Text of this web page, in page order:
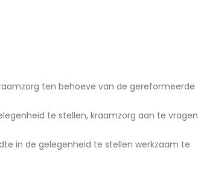
ten behoeve van de gereformeerde
te stellen, kraamzorg aan te vragen
in de gelegenheid te stellen werkzaam te